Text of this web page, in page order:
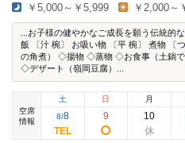
￥5,000～￥5,999 ￥2,000～
...お子様の健やかなご成長を願う伝統的
飯 〔汁 椀〕 お吸い物 〔平 椀〕 煮物 〔
の角煮） ◇揚物 ◇蒸物 ◇お食事（土鍋で
◇デザート（嶺岡豆腐）...
空席
情報
土
8/8
日
9
月
10